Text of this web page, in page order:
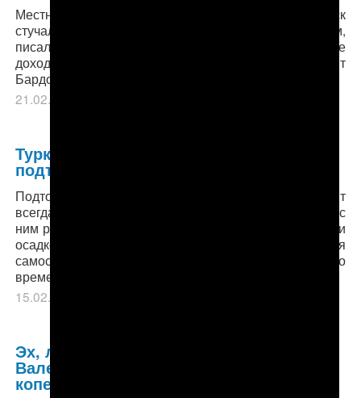
Местные защитники животных на свой страх и риск
стучались в разные двери: обращались к властям,
писали в международные организации, даже
доходили до Фонда защиты животных им. Бриджит
Бардо.
21.02.2019
Туркменистан: Проливные дожди
подтопили ашхабадские районы (фото)
Подтопления при обильных осадках происходят
всегда, и не только в Гарадамаке, но и в граничащих с
ним районах Шор, Чоганлы и Азрув. С последствиями
осадков в жилых домах население справляется
самостоятельно, а лужи и грязь на дорогах со
временем высыхают под солнцем
15.02.2019
Эх, любовь, любовь… День Святого
Валентина в Туркменистане влетел в
копеечку